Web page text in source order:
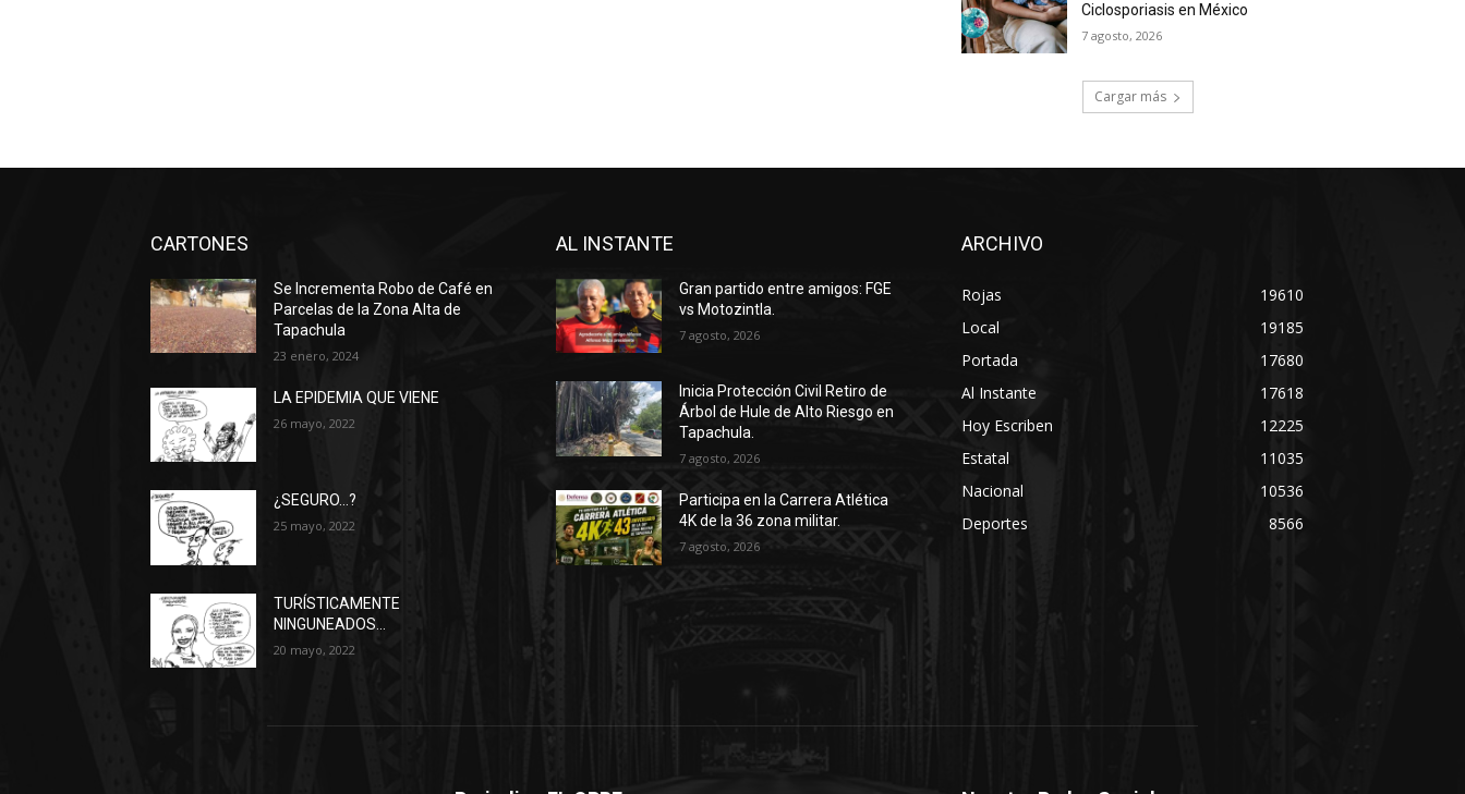
Ciclosporiasis en México
7 agosto, 2026
Cargar más
CARTONES
Se Incrementa Robo de Café en
Parcelas de la Zona Alta de
Tapachula
23 enero, 2024
LA EPIDEMIA QUE VIENE
26 mayo, 2022
¿SEGURO…?
25 mayo, 2022
TURÍSTICAMENTE
NINGUNEADOS…
20 mayo, 2022
AL INSTANTE
Gran partido entre amigos: FGE
vs Motozintla.
7 agosto, 2026
Inicia Protección Civil Retiro de
Árbol de Hule de Alto Riesgo en
Tapachula.
7 agosto, 2026
Participa en la Carrera Atlética
4K de la 36 zona militar.
7 agosto, 2026
ARCHIVO
Rojas
19610
Local
19185
Portada
17680
Al Instante
17618
Hoy Escriben
12225
Estatal
11035
Nacional
10536
Deportes
8566